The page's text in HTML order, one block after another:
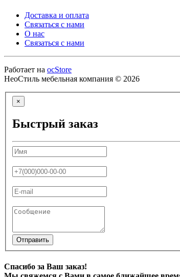
Доставка и оплата
Связаться с нами
О нас
Связаться с нами
Работает на ocStore
НеоСтиль мебельная компания © 2026
×
Быстрый заказ
Отправить
Спасибо за Ваш заказ!